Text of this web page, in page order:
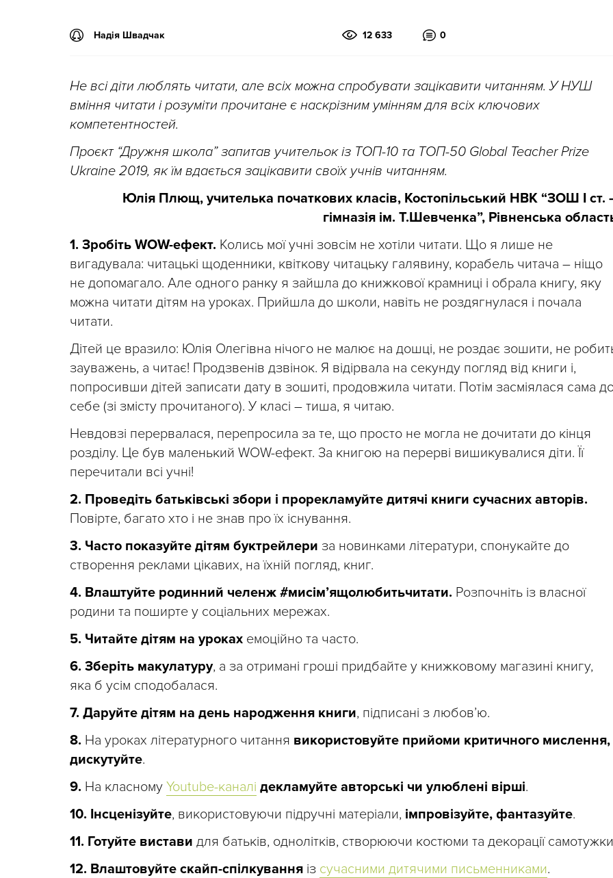
Надія Швадчак 12 633 0
Не всі діти люблять читати, але всіх можна спробувати зацікавити читанням. У НУШ
вміння читати і розуміти прочитане є наскрізним умінням для всіх ключових
компетентностей.
Проєкт “Дружня школа” запитав учительок із ТОП-10 та ТОП-50 Global Teacher Prize
Ukraine 2019, як їм вдається зацікавити своїх учнів читанням.
Юлія Плющ, учителька початкових класів, Костопільський НВК “ЗОШ І ст.
гімназія ім. Т.Шевченка”, Рівненська
1. Зробіть WOW-ефект. Колись мої учні зовсім не хотіли читати. Що я лише не
вигадувала: читацькі щоденники, квіткову читацьку галявину, корабель читача – ніщо
не допомагало. Але одного ранку я зайшла до книжкової крамниці і обрала книгу, яку
можна читати дітям на уроках. Прийшла до школи, навіть не роздягнулася і почала
читати.
Дітей це вразило: Юлія Олегівна нічого не малює на дошці, не роздає зошити, не
зауважень, а читає! Продзвенів дзвінок. Я відірвала на секунду погляд від книги і,
попросивши дітей записати дату в зошиті, продовжила читати. Потім засміялася сама
себе (зі змісту прочитаного). У класі – тиша, я читаю.
Невдовзі перервалася, перепросила за те, що просто не могла не дочитати до кінця
розділу. Це був маленький WOW-ефект. За книгою на перерві вишикувалися діти. Її
перечитали всі учні!
2. Проведіть батьківські збори і прорекламуйте дитячі книги сучасних авторів.
Повірте, багато хто і не знав про їх існування.
3. Часто показуйте дітям буктрейлери за новинками літератури, спонукайте до
створення реклами цікавих, на їхній погляд, книг.
4. Влаштуйте родинний челенж #мисім’ящолюбитьчитати. Розпочніть із власної
родини та поширте у соціальних мережах.
5. Читайте дітям на уроках емоційно та часто.
6. Зберіть макулатуру, а за отримані гроші придбайте у книжковому магазині книгу,
яка б усім сподобалася.
7. Даруйте дітям на день народження книги, підписані з любов’ю.
8. На уроках літературного читання використовуйте прийоми критичного мислення,
дискутуйте.
9. На класному Youtube-каналі декламуйте авторські чи улюблені вірші.
10. Інсценізуйте, використовуючи підручні матеріали, імпровізуйте, фантазуйте.
11. Готуйте вистави для батьків, однолітків, створюючи костюми та декорації
12. Влаштовуйте скайп-спілкування із сучасними дитячими письменниками.